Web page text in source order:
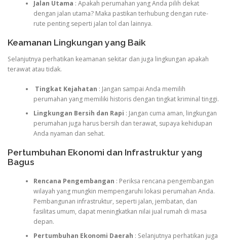
Jalan Utama : Apakah perumahan yang Anda pilih dekat
dengan jalan utama? Maka pastikan terhubung dengan rute-
rute penting seperti jalan tol dan lainnya.
Keamanan Lingkungan yang Baik
Selanjutnya perhatikan keamanan sekitar dan juga lingkungan apakah
terawat atau tidak.
Tingkat Kejahatan : Jangan sampai Anda memilih
perumahan yang memiliki historis dengan tingkat kriminal tinggi.
Lingkungan Bersih dan Rapi : Jangan cuma aman, lingkungan
perumahan juga harus bersih dan terawat, supaya kehidupan
Anda nyaman dan sehat.
Pertumbuhan Ekonomi dan Infrastruktur yang
Bagus
Rencana Pengembangan : Periksa rencana pengembangan
wilayah yang mungkin mempengaruhi lokasi perumahan Anda.
Pembangunan infrastruktur, seperti jalan, jembatan, dan
fasilitas umum, dapat meningkatkan nilai jual rumah di masa
depan.
Pertumbuhan Ekonomi Daerah : Selanjutnya perhatikan juga